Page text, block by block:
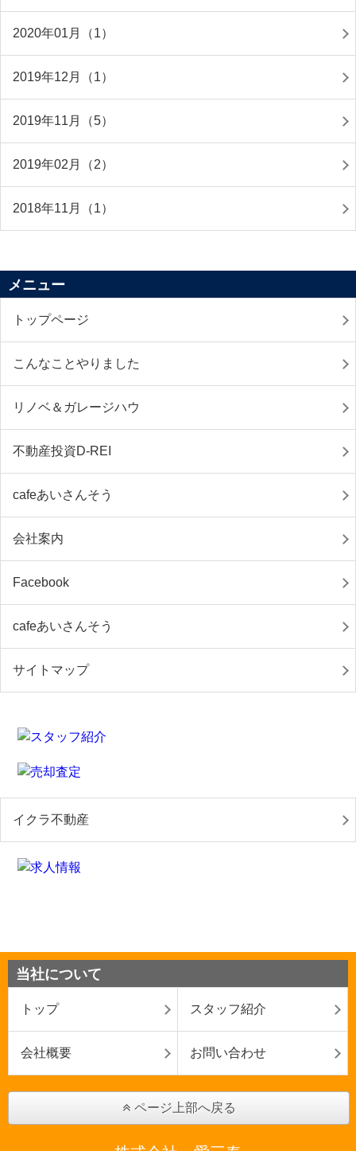
2020年01月（1）
2019年12月（1）
2019年11月（5）
2019年02月（2）
2018年11月（1）
メニュー
トップページ
こんなことやりました
リノベ＆ガレージハウ
不動産投資D-REI
cafeあいさんそう
会社案内
Facebook
cafeあいさんそう
サイトマップ
イクラ不動産
当社について
トップ スタッフ紹介
会社概要 お問い合わせ
ページ上部へ戻る